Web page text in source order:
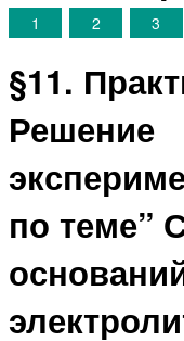
1 2 3
§11.
Решение
по теме”